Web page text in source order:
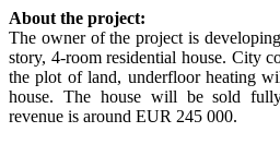
About the project:
The owner of the project is
story, 4-room residential house. City
the plot of land, underfloor heating
house. The house will be sold
revenue is around EUR 245 000.